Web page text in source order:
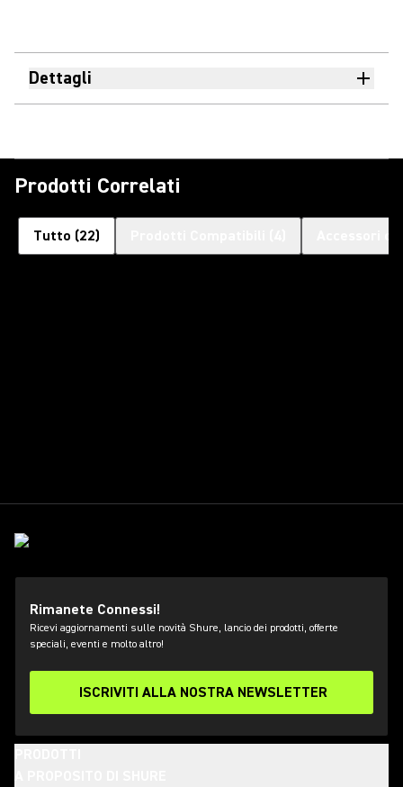
Dettagli
Prodotti Correlati
Tutto (22)
Rimanete Connessi!
Ricevi aggiornamenti sulle novità Shure, lancio dei prodotti, offerte
speciali, eventi e molto altro!
ISCRIVITI ALLA NOSTRA NEWSLETTER